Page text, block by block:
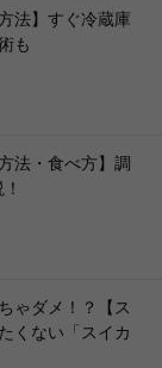
法】すぐ冷蔵庫
も
法・食べ方】調
ゃダメ！？【ス
くない「スイカ